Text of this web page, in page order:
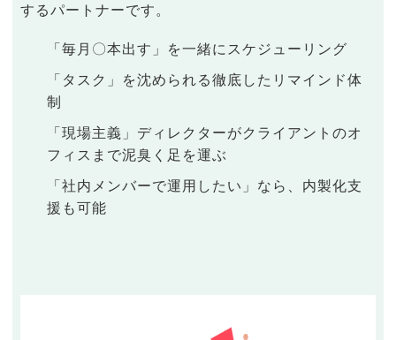
するパートナーです。
「毎月〇本出す」を一緒にスケジューリング
「タスク」を沈められる徹底したリマインド体
制
「現場主義」ディレクターがクライアントのオ
フィスまで泥臭く足を運ぶ
「社内メンバーで運用したい」なら、内製化支
援も可能